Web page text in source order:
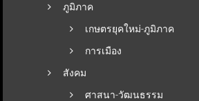
ภูมิภาค
เกษตรยุคใหม่-ภูมิภาค
การเมือง
สังคม
ศาสนา-วัฒนธรรม